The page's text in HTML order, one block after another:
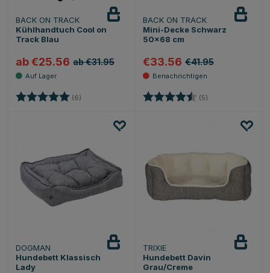
BACK ON TRACK
Kühlhandtuch Cool on
Track Blau
ab €25.56 ab €31.95
Bewertung: (6)
BACK ON TRACK
Mini-Decke Schwarz
50x68 cm
€33.56 €41.95
Bewertung: (5)
DOGMAN
Hundebett Klassisch
Lady
TRIXIE
Hundebett Davin
Grau/Creme